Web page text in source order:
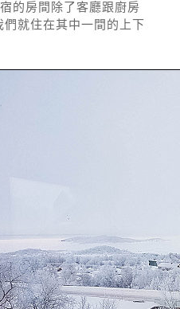
的房間除了客廳跟廚房
就住在其中一間的上下